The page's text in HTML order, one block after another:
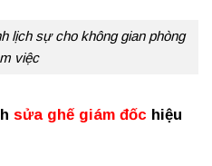
lịch sự cho không gian phòng
việc
sửa ghế giám đốc hiệu